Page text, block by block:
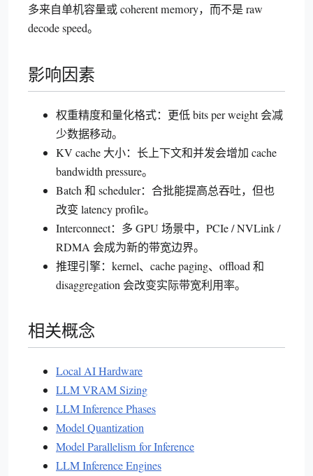
多来自单机容量或 coherent memory，而不是 raw
decode speed。
影响因素
权重精度和量化格式：更低 bits per weight 会减
少数据移动。
KV cache 大小：长上下文和并发会增加 cache
bandwidth pressure。
Batch 和 scheduler：合批能提高总吞吐，但也
改变 latency profile。
Interconnect：多 GPU 场景中，PCIe / NVLink /
RDMA 会成为新的带宽边界。
推理引擎：kernel、cache paging、offload 和
disaggregation 会改变实际带宽利用率。
相关概念
Local AI Hardware
LLM VRAM Sizing
LLM Inference Phases
Model Quantization
Model Parallelism for Inference
LLM Inference Engines